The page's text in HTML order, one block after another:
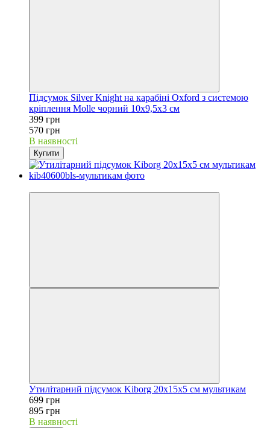
Підсумок Silver Knight на карабіні Oxford з системою
кріплення Molle чорний 10х9,5х3 см
399 грн
570 грн
В наявності
Купити
Утилітарний підсумок Kiborg 20х15х5 см мультикам
699 грн
895 грн
В наявності